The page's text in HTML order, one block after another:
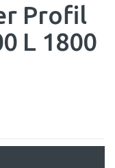
Profil
L 1800